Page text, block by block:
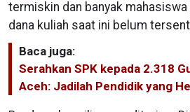
termiskin dan banyak
dana kuliah saat ini belum
Baca juga:
Serahkan SPK kepada 2.318
Aceh: Jadilah Pendidik yang